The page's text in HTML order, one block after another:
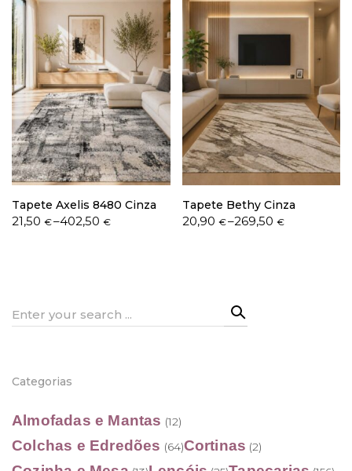
Trocas e Devoluções
Termos e condições
Tapete Axelis 8480 Cinza
21,50 €–402,50€
Price
Tapete Bethy Cinza
20,90 €–269,50 €
Price
Search
Categorias
Almofadas e Mantas (12)
Colchas e Edredões (64)Cortinas (2)